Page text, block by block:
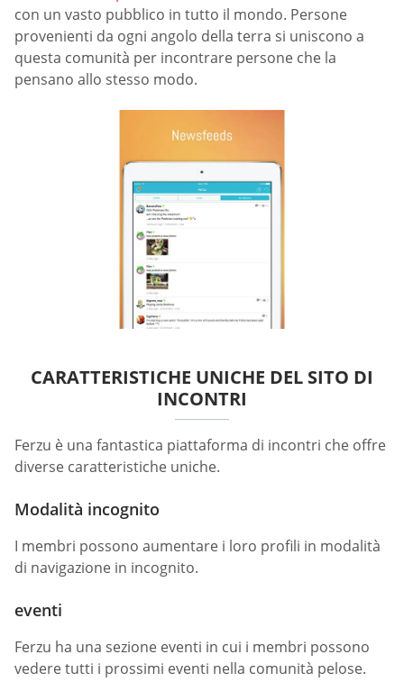
con un vasto pubblico in tutto il mondo. Persone
provenienti da ogni angolo della terra si uniscono a
questa comunità per incontrare persone che la
pensano allo stesso modo.
CARATTERISTICHE UNICHE DEL SITO DI
INCONTRI
Ferzu è una fantastica piattaforma di incontri che offre
diverse caratteristiche uniche.
Modalità incognito
I membri possono aumentare i loro profili in modalità
di navigazione in incognito.
eventi
Ferzu ha una sezione eventi in cui i membri possono
vedere tutti i prossimi eventi nella comunità pelose.